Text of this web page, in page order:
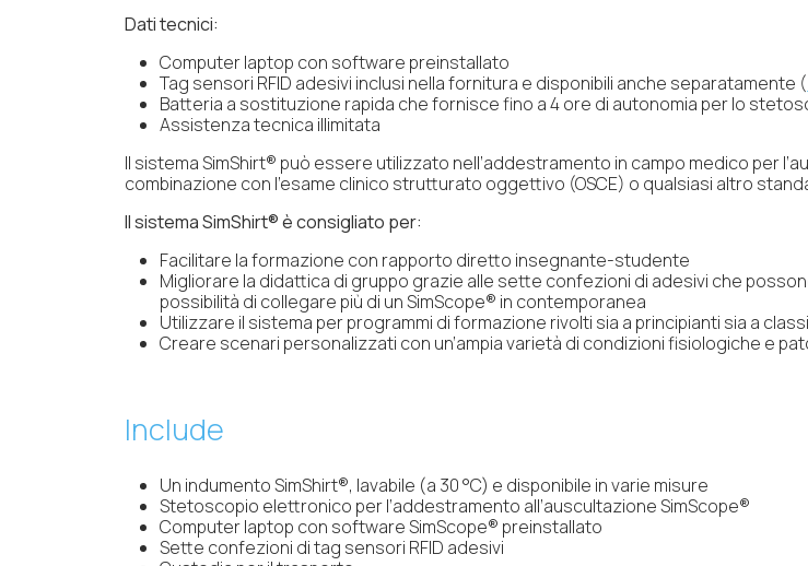
Dati tecnici:
Computer laptop con software preinstallato
Tag sensori RFID adesivi inclusi nella fornitura e disponibili anche separatamente (
Batteria a sostituzione rapida che fornisce fino a 4 ore di autonomia per lo
Assistenza tecnica illimitata
Il sistema SimShirt® può essere utilizzato nell’addestramento in campo medico per
combinazione con l’esame clinico strutturato oggettivo (OSCE) o qualsiasi altro
Il sistema SimShirt® è consigliato per:
Facilitare la formazione con rapporto diretto insegnante-studente
Migliorare la didattica di gruppo grazie alle sette confezioni di adesivi che
possibilità di collegare più di un SimScope® in contemporanea
Utilizzare il sistema per programmi di formazione rivolti sia a principianti sia a
Creare scenari personalizzati con un’ampia varietà di condizioni fisiologiche e
Include
Un indumento SimShirt®, lavabile (a 30 °C) e disponibile in varie misure
Stetoscopio elettronico per l’addestramento all’auscultazione SimScope®
Computer laptop con software SimScope® preinstallato
Sette confezioni di tag sensori RFID adesivi